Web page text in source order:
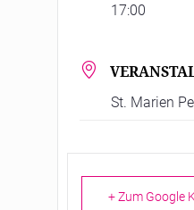
17:00
St. Marien
+ Zum Google